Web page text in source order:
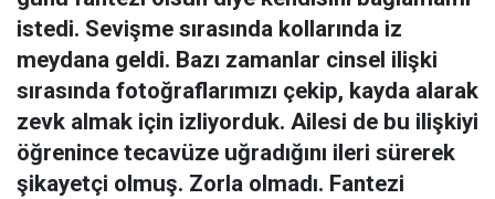
istedi. Sevişme sırasında kollarında iz
meydana geldi. Bazı zamanlar cinsel ilişki
sırasında fotoğraflarımızı çekip, kayda alarak
zevk almak için izliyorduk. Ailesi de bu ilişkiyi
öğrenince tecavüze uğradığını ileri sürerek
şikayetçi olmuş. Zorla olmadı. Fantezi